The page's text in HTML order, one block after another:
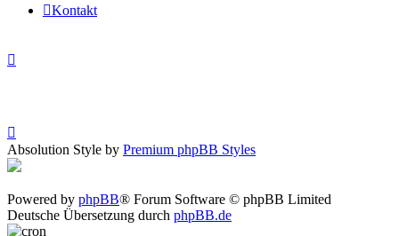
Kontakt
Absolution Style by Premium phpBB Styles
Powered by phpBB® Forum Software © phpBB Limited
Deutsche Übersetzung durch phpBB.de